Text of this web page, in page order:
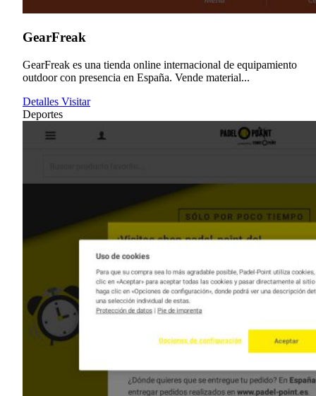
GearFreak
GearFreak es una tienda online internacional de equipamiento
outdoor con presencia en España. Vende material...
Detalles Visitar
Deportes